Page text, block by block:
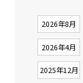
2026年8月
2026年4月
2025年12月